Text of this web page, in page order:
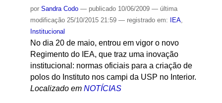
por Sandra Codo — publicado10/06/2009 — última
modificação25/10/2015 21:59 — registrado em: IEA,
Institucional
No dia 20 de maio, entrou em vigor o novo
Regimento do IEA, que traz uma inovação
institucional: normas oficiais para a criação de
polos do Instituto nos campi da USP no Interior.
Localizado em NOTÍCIAS